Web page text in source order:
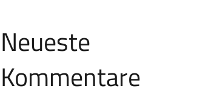
Neueste
Kommentare